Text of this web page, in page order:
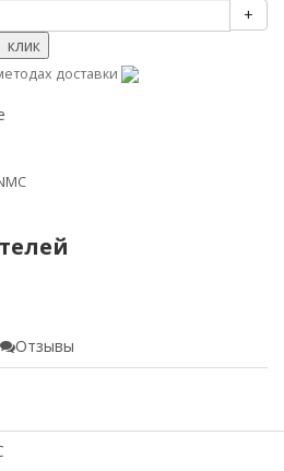
+
доставки
Отзывы